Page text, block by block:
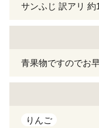
サンふじ 訳アリ 約
青果物ですのでお
りんご